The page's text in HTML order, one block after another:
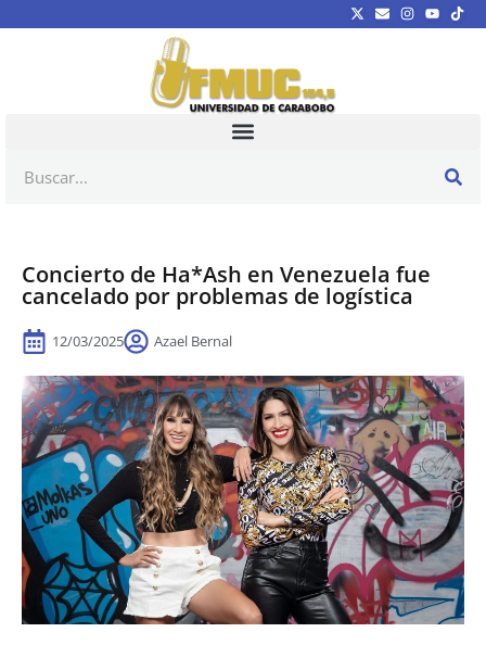
Concierto de Ha*Ash en Venezuela fue
cancelado por problemas de logística
12/03/2025 Azael Bernal